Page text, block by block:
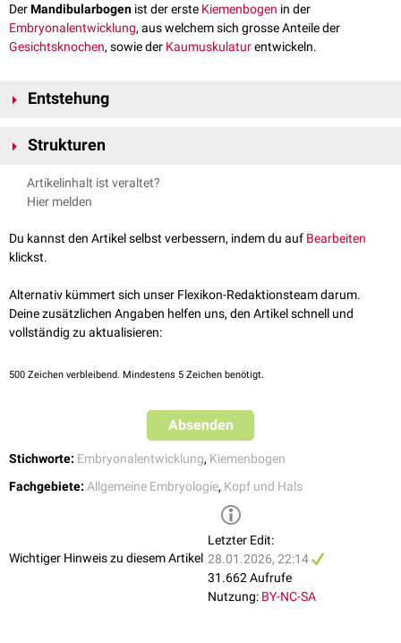
DerMandibularbogen ist der erste Kiemenbogen in der
Embryonalentwicklung, aus welchem sich grosse Anteile der
Gesichtsknochen, sowie der Kaumuskulaturentwickeln.
Entstehung
Embryonalentwicklung, im
Muskelanlage, sowie einen begleitenden
Kiemenbogenarterie
späteredesmale OssifikationderMandibula.
Strukturen
Aus den Anlagen des Mandibularbogens entwickeln sich u.a. folgende
Malleus(Hammer)
Incus
Maxilla
Os palatinum
Ligamentum sphenomandibulare
Kaumuskulatur
Musculus tensor veli palatini
Musculus tensor tympani
Nerven
Nervus mandibularis(V3)
Die Kiemenbogenarterie des Mandibularbogens wird komplett
zurückgebildet. Teilweise soll sie jedoch zur Bildung der
beitragen. Aus der angrenzenden 1.
Schlundtascheentwickelt sich die schließlich diePaukenhöhle
Artikelinhalt ist veraltet?
Hier melden
Du kannst den Artikel selbst verbessern, indem du auf Bearbeiten
klickst.
Alternativ kümmert sich unser Flexikon-Redaktionsteam darum.
Deine zusätzlichen Angaben helfen uns, den Artikel schnell und
vollständig zu aktualisieren:
500 Zeichen verbleibend. Mindestens 5 Zeichen benötigt.
Absenden
Stichworte: Embryonalentwicklung, Kiemenbogen
Fachgebiete: Allgemeine Embryologie, Kopf und Hals
Wichtiger Hinweis zu diesem Artikel
Letzter Edit:
28.01.2026, 22:14
31.662 Aufrufe
Nutzung: BY-NC-SA